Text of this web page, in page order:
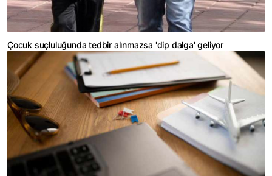
Çocuk suçluluğunda tedbir alınmazsa 'dip dalga' geliyor